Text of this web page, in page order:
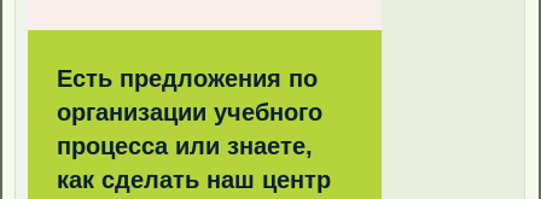
Есть предложения по
организации учебного
процесса или знаете,
как сделать наш центр